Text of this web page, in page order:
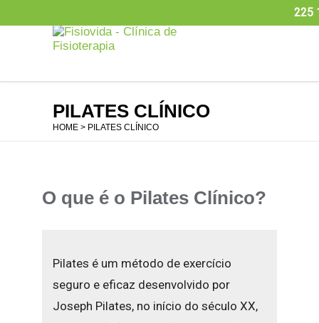
225
PILATES CLÍNICO
HOME > PILATES CLÍNICO
O que é o Pilates Clínico?
Pilates é um método de exercício
seguro e eficaz desenvolvido por
Joseph Pilates, no início do século XX,